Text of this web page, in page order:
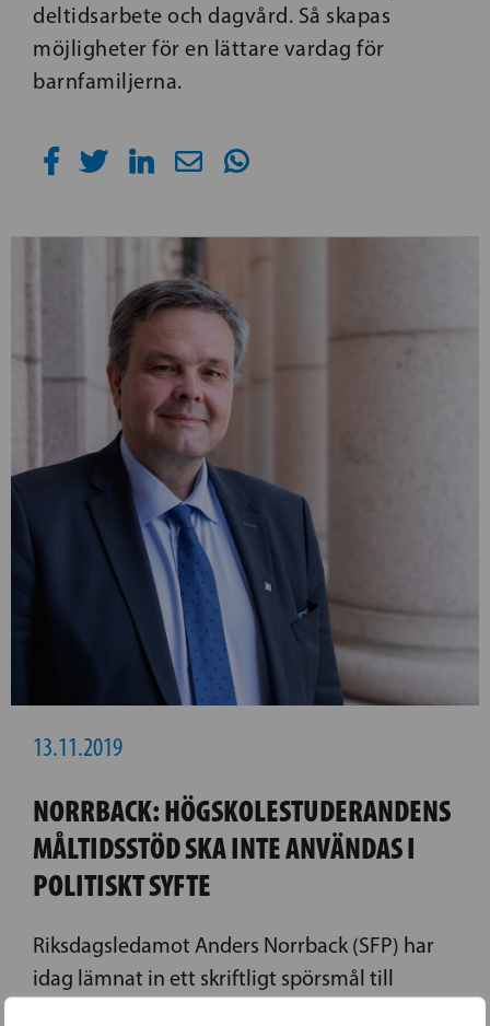
deltidsarbete och dagvård. Så skapas
möjligheter för en lättare vardag för
barnfamiljerna.
13.11.2019
NORRBACK: HÖGSKOLESTUDERANDENS
MÅLTIDSSTÖD SKA INTE ANVÄNDAS I
POLITISKT SYFTE
Riksdagsledamot Anders Norrback (SFP) har
idag lämnat in ett skriftligt spörsmål till